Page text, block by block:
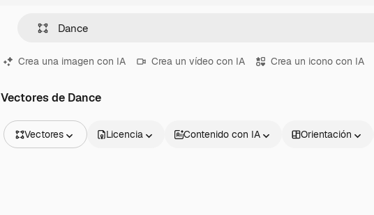
Crea una imagen con IA Crea un vídeo con IA Crea un icono con IA
Vectores de Dance
Vectores Licencia Contenido con IA Orientación